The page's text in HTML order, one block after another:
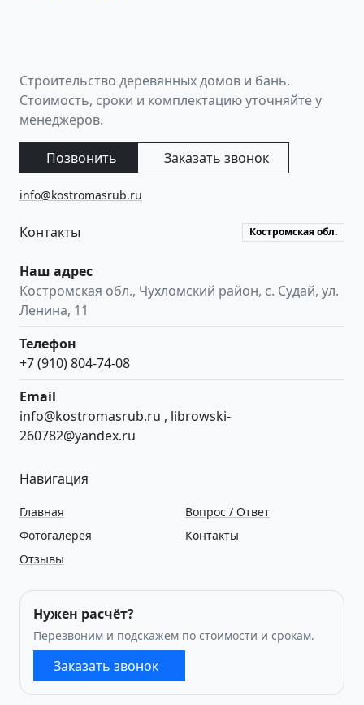
Строительство деревянных домов и бань.
Стоимость, сроки и комплектацию уточняйте у
менеджеров.
Позвонить Заказать звонок
info@kostromasrub.ru
Контакты Костромская обл.
Наш адрес
Костромская обл., Чухломский район, с. Судай, ул.
Ленина, 11
Телефон
+7 (910) 804-74-08
Email
info@kostromasrub.ru , librowski-
260782@yandex.ru
Навигация
Главная
Фотогалерея
Отзывы
Вопрос / Ответ
Контакты
Нужен расчёт?
Перезвоним и подскажем по стоимости и срокам.
Заказать звонок